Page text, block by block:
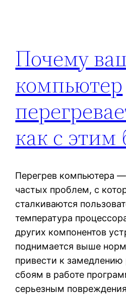
Почему
компьютер
как с этим
Перегрев компьютера
частых проблем, с
сталкиваются
температура
других компонентов
поднимается выше
привести к
сбоям в работе
серьезным